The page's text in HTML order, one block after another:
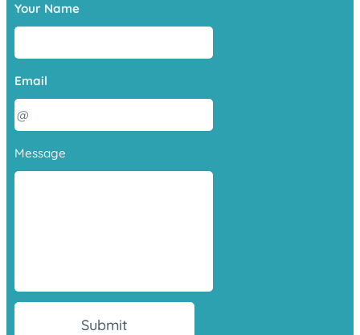
Your Name
Email
Message
Submit